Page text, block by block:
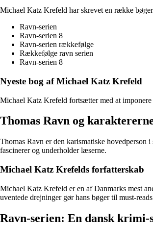
Michael Katz Krefeld har skrevet en række
Ravn-serien
Ravn-serien 8
Ravn-serien rækkefølge
Rækkefølge ravn serien
Ravn-serien 8
Nyeste bog af Michael Katz Krefeld
Michael Katz Krefeld fortsætter med at imponere
Thomas Ravn og
Thomas Ravn er den karismatiske hovedperson
fascinerer og underholder læserne.
Michael Katz Krefelds forfatterskab
Michael Katz Krefeld er en af Danmarks mest
uventede drejninger gør hans bøger til must-
Ravn-serien: En dansk krimi-